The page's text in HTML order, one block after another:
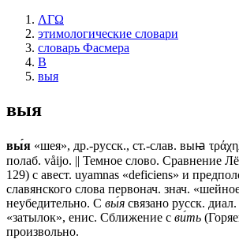
ΛΓΩ
этимологические словари
словарь Фасмера
В
выя
выя
вы́я «шея», др.-русск., ст.-слав. выꙗ
полаб. våijo. || Темное слово. Сравнение
129) с авест. uyamnas «deficiens» и
славянского слова первонач. знач.
неубедительно. С вы́я связано русск. диал.
«затылок», енис. Сближение с ви́ть
произвольно.